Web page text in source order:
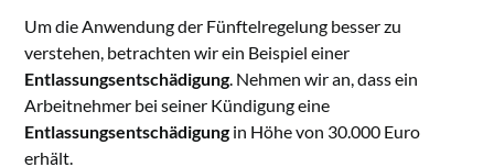
Um die Anwendung der Fünftelregelung besser zu
verstehen, betrachten wir ein Beispiel einer
Entlassungsentschädigung. Nehmen wir an, dass ein
Arbeitnehmer bei seiner Kündigung eine
Entlassungsentschädigung in Höhe von 30.000 Euro
erhält.